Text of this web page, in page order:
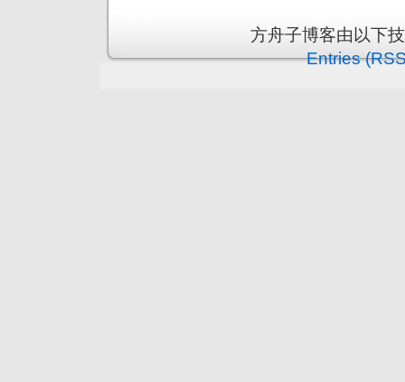
方舟子博客由以下
Entries